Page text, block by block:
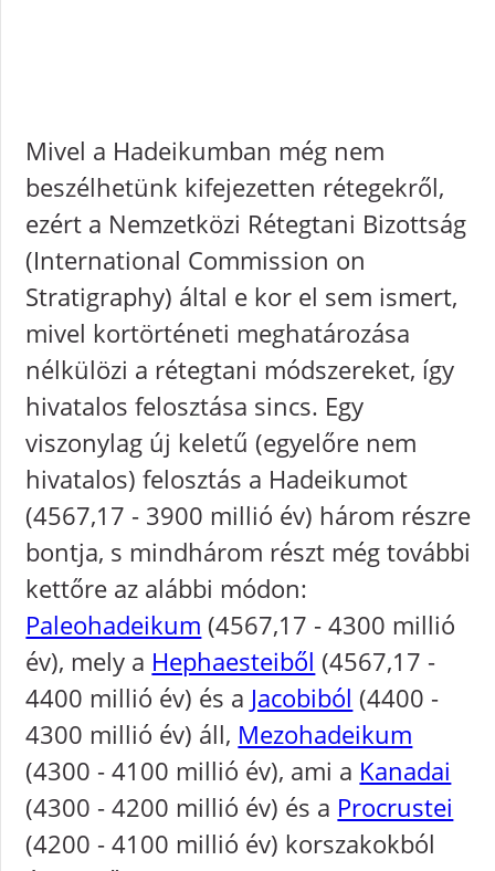
Mivel a Hadeikumban még nem
beszélhetünk kifejezetten rétegekről,
ezért a Nemzetközi Rétegtani Bizottság
(International Commission on
Stratigraphy) által e kor el sem ismert,
mivel kortörténeti meghatározása
nélkülözi a rétegtani módszereket, így
hivatalos felosztása sincs. Egy
viszonylag új keletű (egyelőre nem
hivatalos) felosztás a Hadeikumot
(4567,17 - 3900 millió év) három részre
bontja, s mindhárom részt még további
kettőre az alábbi módon:
Paleohadeikum (4567,17 - 4300 millió
év), mely a Hephaesteiből (4567,17 -
4400 millió év) és a Jacobiból (4400 -
4300 millió év) áll, Mezohadeikum
(4300 - 4100 millió év), ami a Kanadai
(4300 - 4200 millió év) és a Procrustei
(4200 - 4100 millió év) korszakokból